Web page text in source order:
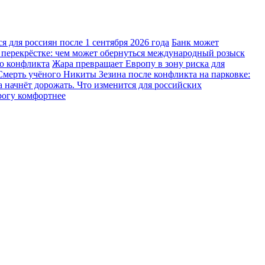
россиян после 1 сентября 2026 года Банк может
чем может обернуться международный розыск
конфликта Жара превращает Европу в зону риска для
учёного Никиты Зезина после конфликта на парковке:
дорожать. Что изменится для российских
комфортнее